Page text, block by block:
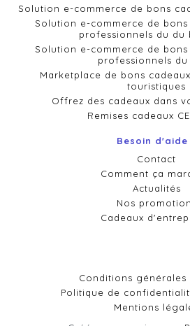
Solution e-commerce de bons
Solution e-commerce de
professionnels du du
Solution e-commerce de
professionnels
Marketplace de bons
touristiques
Offrez des cadeaux dans
Remises cadeaux
Besoin d'aide
Contact
Comment ça
Actualités
Nos
Cadeaux
Conditions générales
Politique de
Mentions